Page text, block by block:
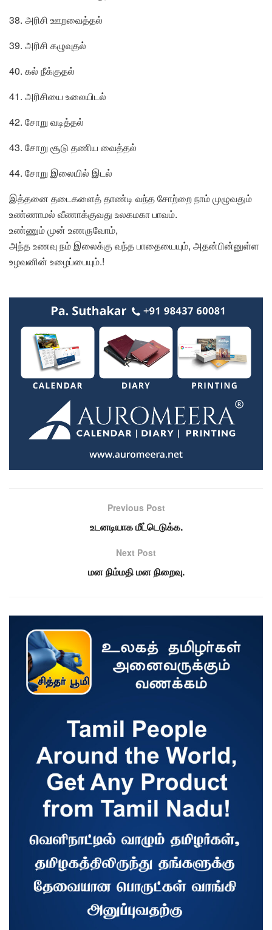
38. அரிசி ஊறவைத்தல்
39. அரிசி கழுவுதல்
40. கல் நீக்குதல்
41. அரிசியை உலையிடல்
42. சோறு வடித்தல்
43. சோறு சூடு தணிய வைத்தல்
44. சோறு இலையில் இடல்
இத்தனை தடைகளைத் தாண்டி வந்த சோற்றை நாம் முழுவதும்
உண்ணாமல் வீணாக்குவது உலகமகா பாவம்.
உண்ணும் முன் உணருவோம்,
அந்த உணவு நம் இலைக்கு வந்த பாதையையும், அதன்பின்னுள்ள
உழவனின் உழைப்பையும்.!
Previous Post
உடனடியாக மீட்டெடுக்க.
Next Post
மன நிம்மதி மன நிறைவு.